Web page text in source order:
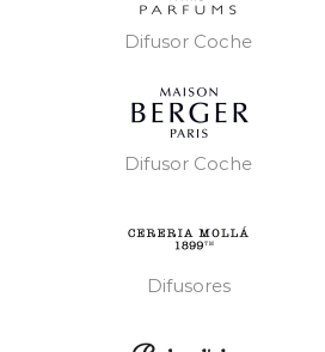
Difusor Coche
Difusor Coche
Difusores